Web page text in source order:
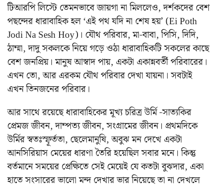
টিআরপি লিস্টে তেমনভাবে জায়গা না মিললেও, দর্শকদের বেশ
পছন্দের ধারাবাহিক হল ‘এই পথ যদি না শেষ হয়’ (Ei Poth
Jodi Na Sesh Hoy)। যৌথ পরিবার, মা-বাবা, পিসি, দিদি,
ঠাম্মা, দাদু সকলকে নিয়ে গড়ে ওঠা ধারাবাহিকটি সকলের কাছে
বেশ জনপ্রিয়। মানুষ আস্বাদ পায়, একটা একান্নবর্তী পরিবারের।
এখন তো, আর এরকম যৌথ পরিবার দেখা যায়না। সবটাই
এখন তিনজনের পরিবার।
আর সাথে রয়েছে ধারাবাহিকের মূখ্য চরিত্র উর্মি -সাত্যকির
প্রেমজ জীবন, দাম্পত্য জীবন, সংগ্রামের জীবন। প্রথমদিকে
উর্মির স্বতঃস্ফূর্ততা, ছেলেমানুষি, অবুঝ মন দেখে একটা
আনসিরিয়াস মেয়ের ধারণা তৈরি হয়েছিল সবার মনে। কিন্তু
বর্তমানে সময়ের প্রেক্ষিতে সেই মেয়েই যে কতটা বুঝদার, একা
হাতে সংসারের ভালো মন্দ দেখার ভার নিয়েছে তা না দেখলে